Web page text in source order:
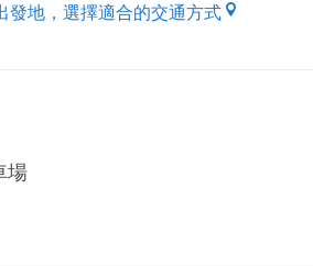
發地，選擇適合的交通方式
場